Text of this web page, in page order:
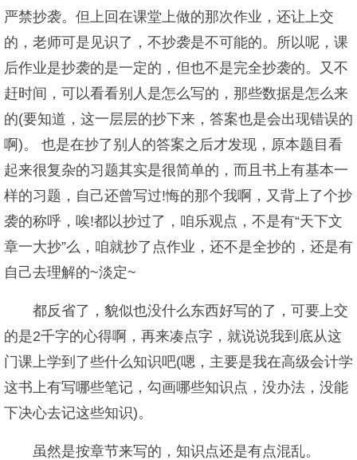
严禁抄袭。但上回在课堂上做的那次作业，还让上交
的，老师可是见识了，不抄袭是不可能的。所以呢，课
后作业是抄袭的是一定的，但也不是完全抄袭的。又不
赶时间，可以看看别人是怎么写的，那些数据是怎么来
的(要知道，这一层层的抄下来，答案也是会出现错误的
啊)。 也是在抄了别人的答案之后才发现，原本题目看
起来很复杂的习题其实是很简单的，而且书上有基本一
样的习题，自己还曾写过!悔的那个我啊，又背上了个抄
袭的称呼，唉!都以抄过了，咱乐观点，不是有“天下文
章一大抄”么，咱就抄了点作业，还不是全抄的，还是有
自己去理解的~淡定~
都反省了，貌似也没什么东西好写的了，可要上交
的是2千字的心得啊，再来凑点字，就说说我到底从这
门课上学到了些什么知识吧(嗯，主要是我在高级会计学
这书上有写哪些笔记，勾画哪些知识点，没办法，没能
下决心去记这些知识)。
虽然是按章节来写的，知识点还是有点混乱。